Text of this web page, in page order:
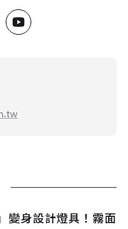
變身設計燈具！霧面